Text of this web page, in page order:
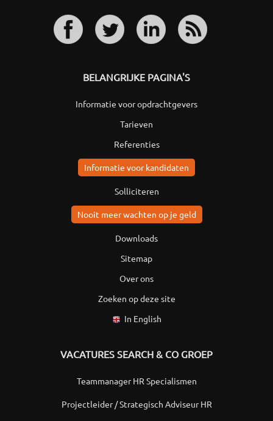
BELANGRIJKE PAGINA'S
Informatie voor opdrachtgevers
Tarieven
Referenties
Informatie voor kandidaten
Solliciteren
Nooit meer wachten op je geld
Downloads
Sitemap
Over ons
Zoeken op deze site
In English
VACATURES SEARCH & CO GROEP
Teammanager HR Specialismen
Projectleider / Strategisch Adviseur HR